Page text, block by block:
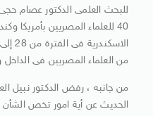
للبحث العلمى الدكتور عصام حجى
40 للعلماء المصريين بأمريكا
من العلماء المصريين فى الداخل
من جانبه ، رفض الدكتور نبيل
الحديث عن أية امور تخص الشأن